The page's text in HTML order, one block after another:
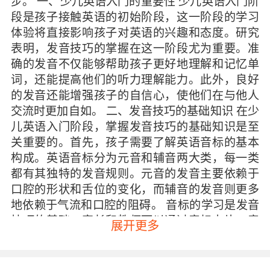
段是孩子接触英语的初始阶段，这一阶段的学习
体验将直接影响孩子对英语的兴趣和态度。研究
表明，发音技巧的掌握在这一阶段尤为重要。准
确的发音不仅能够帮助孩子更好地理解和记忆单
词，还能提高他们的听力理解能力。此外，良好
的发音还能增强孩子的自信心，使他们在与他人
交流时更加自如。 二、发音技巧的基础知识 在少
儿英语入门阶段，掌握发音技巧的基础知识是至
关重要的。首先，孩子需要了解英语音标的基本
构成。英语音标分为元音和辅音两大类，每一类
都有其独特的发音规则。元音的发音主要依赖于
口腔的形状和舌位的变化，而辅音的发音则更多
地依赖于气流和口腔的阻碍。 音标的学习是发音
技巧的基础。家长和教师可以通过音标卡片、音
标表等工具帮助孩子熟悉音标的形状和发音。此
展开更多